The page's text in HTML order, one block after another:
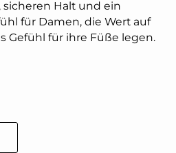
, sicheren Halt und ein
für Damen, die Wert auf
Gefühl für ihre Füße legen.